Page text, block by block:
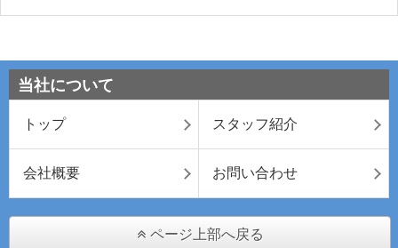
当社について
トップ スタッフ紹介
会社概要 お問い合わせ
ページ上部へ戻る